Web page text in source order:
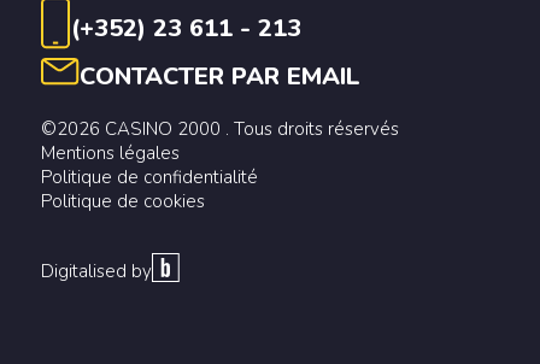
(+352) 23 611 - 213
CONTACTER PAR EMAIL
©2026 CASINO 2000 . Tous droits réservés
Mentions légales
Politique de confidentialité
Politique de cookies
Digitalised by